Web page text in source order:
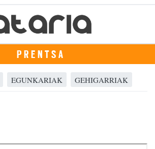
PRENTSA
EGUNKARIAK GEHIGARRIAK